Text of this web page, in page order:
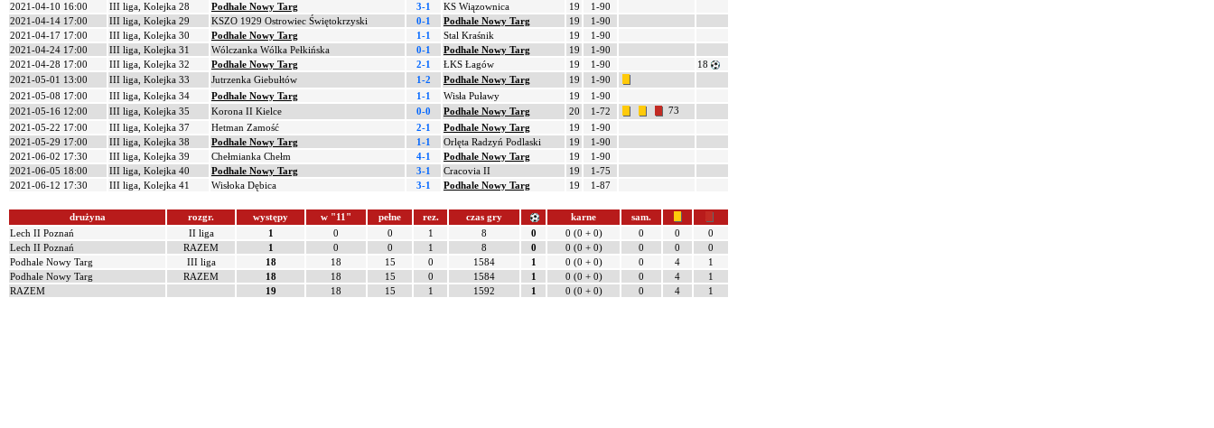
2021-04-10 16:00
III liga, Kolejka 28 Podhale Nowy Targ 3-1 KS Wiązownica 19
1-90
2021-04-14 17:00
III liga, Kolejka 29 KSZO 1929 Ostrowiec Świętokrzyski 0-1 Podhale Nowy Targ 19
1-90
2021-04-17 17:00
III liga, Kolejka 30 Podhale Nowy Targ 1-1 Stal Kraśnik 19
1-90
2021-04-24 17:00
III liga, Kolejka 31 Wólczanka Wólka Pełkińska 0-1 Podhale Nowy Targ 19
1-90
2021-04-28 17:00
III liga, Kolejka 32 Podhale Nowy Targ 2-1 ŁKS Łagów 19 1-90
18
2021-05-01 13:00
III liga, Kolejka 33 Jutrzenka Giebułtów 1-2 Podhale Nowy Targ 19
1-90
2021-05-08 17:00
III liga, Kolejka 34 Podhale Nowy Targ 1-1 Wisła Puławy 19
1-90
2021-05-16 12:00
III liga, Kolejka 35 Korona II Kielce 0-0 Podhale Nowy Targ 20 1-72
73
2021-05-22 17:00
III liga, Kolejka 37 Hetman Zamość 2-1 Podhale Nowy Targ 19
1-90
2021-05-29 17:00
III liga, Kolejka 38 Podhale Nowy Targ 1-1 Orlęta Radzyń Podlaski 19
1-90
2021-06-02 17:30
III liga, Kolejka 39 Chełmianka Chełm 4-1 Podhale Nowy Targ 19
1-90
2021-06-05 18:00
III liga, Kolejka 40 Podhale Nowy Targ 3-1 Cracovia II 19
1-75
2021-06-12 17:30
III liga, Kolejka 41 Wisłoka Dębica 3-1 Podhale Nowy Targ 19 1-87
drużyna rozgr. występy w "11" pełne rez. czas gry karne
sam.
Lech II Poznań
II liga 1 0 0 1 8 0 0 (0 + 0) 0 0
0
Lech II Poznań
RAZEM 1 0 0 1 8 0 0 (0 + 0) 0 0
0
Podhale Nowy Targ
III liga 18 18 15 0 1584 1 0 (0 + 0) 0 4
1
Podhale Nowy Targ
RAZEM 18 18 15 0 1584 1 0 (0 + 0) 0 4
1
RAZEM
19 18 15 1 1592 1 0 (0 + 0) 0 4 1